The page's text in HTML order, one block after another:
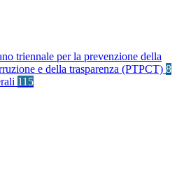
triennale per la prevenzione della
e della trasparenza (PTPCT) 8
115